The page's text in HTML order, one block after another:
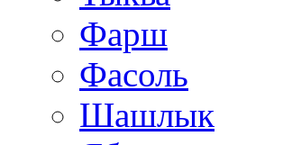
Фарш
Фасоль
Шашлык